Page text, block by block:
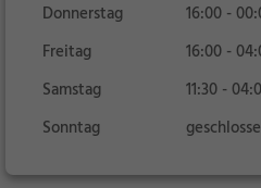
Donnerstag
16:00 -
Freitag
16:00 -
Samstag
11:30 -
Sonntag